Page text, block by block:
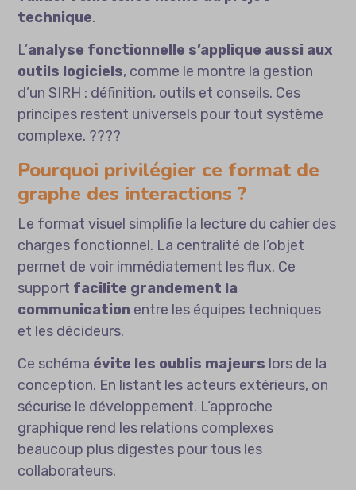
technique.
L’analyse fonctionnelle s’applique aussi aux
outils logiciels, comme le montre la gestion
d’unSIRH : définition, outils et conseils. Ces
principes restent universels pour tout système
complexe. ????
Pourquoi privilégier ce format de
graphe des interactions ?
Le format visuel simplifie la lecture du cahier des
charges fonctionnel. La centralité de l’objet
permet de voir immédiatement les flux. Ce
support facilite grandement la
communication entre les équipes techniques
et les décideurs.
Ce schéma évite les oublis majeurs lors de la
conception. En listant les acteurs extérieurs, on
sécurise le développement. L’approche
graphique rend les relations complexes
beaucoup plus digestes pour tous les
collaborateurs.